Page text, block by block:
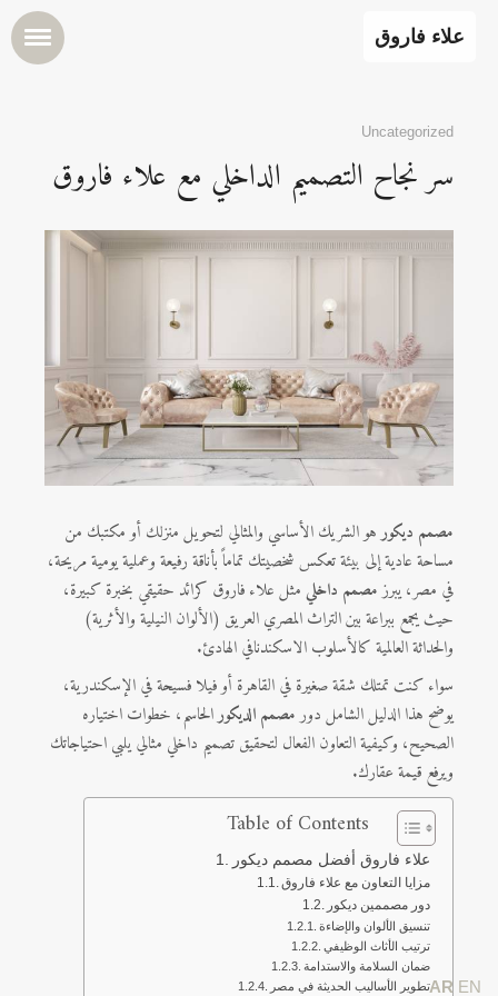
علاء فاروق
Uncategorized
سر نجاح التصميم الداخلي مع علاء فاروق
مصمم ديكورهو الشريك الأساسي والمثالي لتحويل منزلك أو مكتبك من
مساحة عادية إلى بيئة تعكس شخصيتك تماماً بأناقة رفيعة وعملية يومية مريحة،
في مصر، يبرزمصمم داخليمثل علاء فاروق كرائد حقيقي بخبرة كبيرة،
حيث يجمع ببراعة بين التراث المصري العريق (الألوان النيلية والأثرية)
والحداثة العالمية كالأسلوب الاسكندنافي الهادئ.
سواء كنت تمتلك شقة صغيرة في القاهرة أو فيلا فسيحة في الإسكندرية،
يوضح هذا الدليل الشامل دورمصمم الديكورالحاسم، خطوات اختياره
الصحيح، وكيفية التعاون الفعال لتحقيق تصميم داخلي مثالي يلبي احتياجاتك
ويرفع قيمة عقارك.
Table of Contents
علاء فاروق أفضل مصمم ديكور
مزايا التعاون مع علاء فاروق
دور مصممين ديكور
تنسيق الألوان والإضاءة
ترتيب الأثاث الوظيفي
ضمان السلامة والاستدامة
تطوير الأساليب الحديثة في مصرAR EN